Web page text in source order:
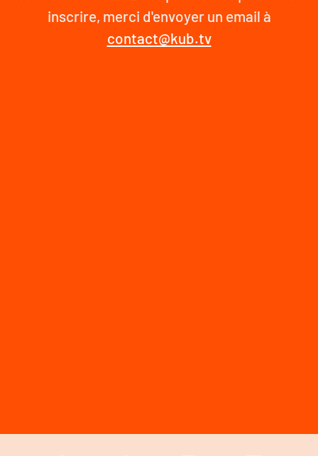
inscrire, merci d'envoyer un email à
contact@kub.tv